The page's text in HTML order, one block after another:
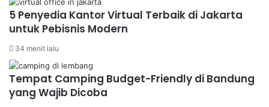
5 Penyedia Kantor Virtual Terbaik di Jakarta
untuk Pebisnis Modern
34 menit lalu
Tempat Camping Budget-Friendly di Bandung
yang Wajib Dicoba